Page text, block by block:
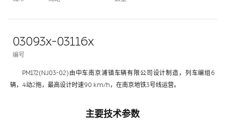
03093x-03116x
编号
PM172(NJ03-02)由中车南京浦镇车辆有限公司设计制造，列车编组6
辆，4动2拖，最高设计时速90 km/h，在南京地铁3号线运营。
主要技术参数